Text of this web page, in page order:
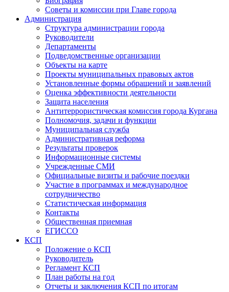
Советы и комиссии при Главе города
Администрация
Структура администрации города
Руководители
Департаменты
Подведомственные организации
Объекты на карте
Проекты муниципальных правовых актов
Установленные формы обращений и заявлений
Оценка эффективности деятельности
Защита населения
Антитеррористическая комиссия города Кургана
Полномочия, задачи и функции
Муниципальная служба
Административная реформа
Результаты проверок
Информационные системы
Учрежденные СМИ
Официальные визиты и рабочие поездки
Участие в программах и международное
сотрудничество
Статистическая информация
Контакты
Общественная приемная
ЕГИССО
КСП
Положение о КСП
Руководитель
Регламент КСП
План работы на год
Отчеты и заключения КСП по итогам